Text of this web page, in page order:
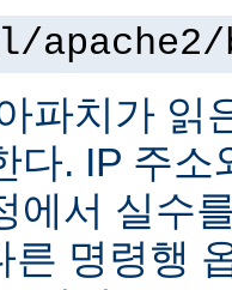
파치가 읽
다. IP 주
에서 실수
른 명령행